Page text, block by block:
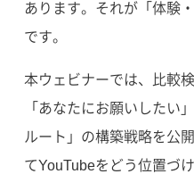
あります。それが「体験
です。
本ウェビナーでは、比較
「あなたにお願いしたい
ルート」の構築戦略を公
てYouTubeをどう位置づ